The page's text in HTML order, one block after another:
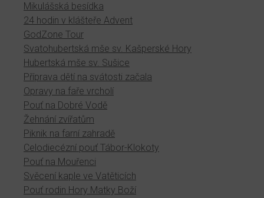
Mikulášská besídka
24 hodin v klášteře Advent
GodZone Tour
Svatohubertská mše sv. Kašperské Hory
Hubertská mše sv. Sušice
Příprava dětí na svátosti začala
Opravy na faře vrcholí
Pouť na Dobré Vodě
Žehnání zvířatům
Piknik na farní zahradě
Celodiecézní pouť Tábor-Klokoty
Pouť na Mouřenci
Svěcení kaple ve Vatěticích
Pouť rodin Hory Matky Boží